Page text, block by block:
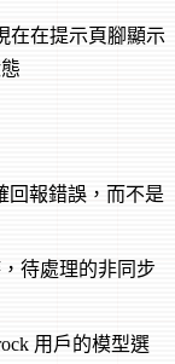
在在提示頁腳顯示
回報錯誤，而不是
待處理的非同步
用戶的模型選